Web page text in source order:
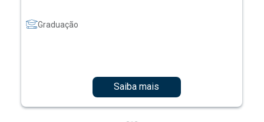
Graduação
Saiba mais